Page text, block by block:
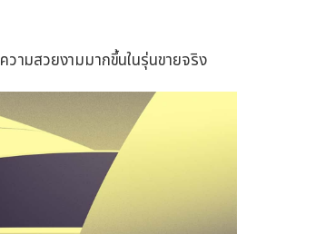
ามสวยงามมากขึ้นในรุ่นขายจริง